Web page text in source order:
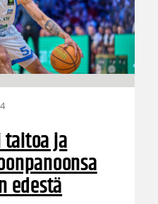
ja
edestä